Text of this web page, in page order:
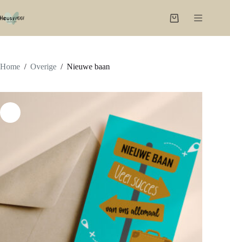
de
Winkelwagen
Home / Overige / Nieuwe baan